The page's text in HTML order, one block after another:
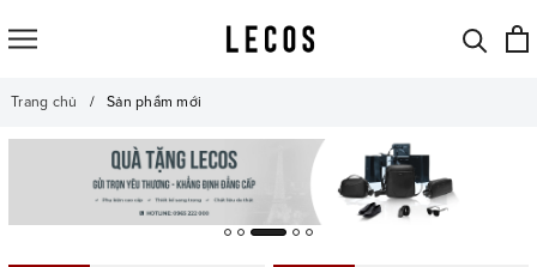
Trang chủ Sản phẩm mới